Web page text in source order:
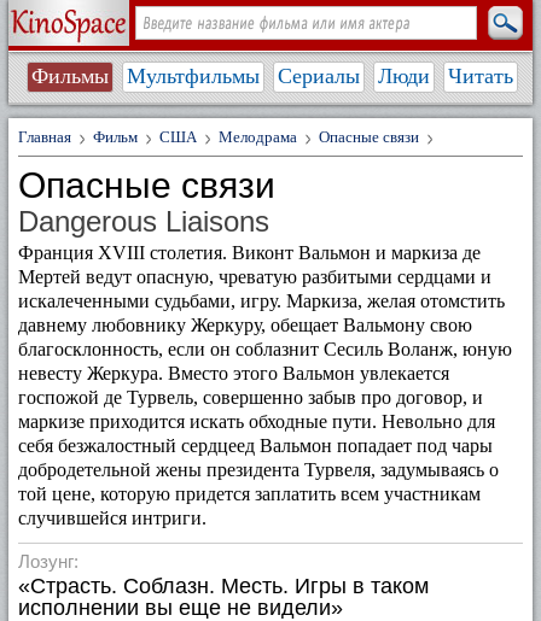
Фильмы Мультфильмы Сериалы Люди Читать
Главная Фильм США Мелодрама Опасные связи
Опасные связи
Dangerous Liaisons
Франция XVIII столетия. Виконт Вальмон и маркиза де
Мертей ведут опасную, чреватую разбитыми сердцами и
искалеченными судьбами, игру. Маркиза, желая отомстить
давнему любовнику Жеркуру, обещает Вальмону свою
благосклонность, если он соблазнит Сесиль Воланж, юную
невесту Жеркура. Вместо этого Вальмон увлекается
госпожой де Турвель, совершенно забыв про договор, и
маркизе приходится искать обходные пути. Невольно для
себя безжалостный сердцеед Вальмон попадает под чары
добродетельной жены президента Турвеля, задумываясь о
той цене, которую придется заплатить всем участникам
случившейся интриги.
Лозунг:
«Страсть. Соблазн. Месть. Игры в таком
исполнении вы еще не видели»